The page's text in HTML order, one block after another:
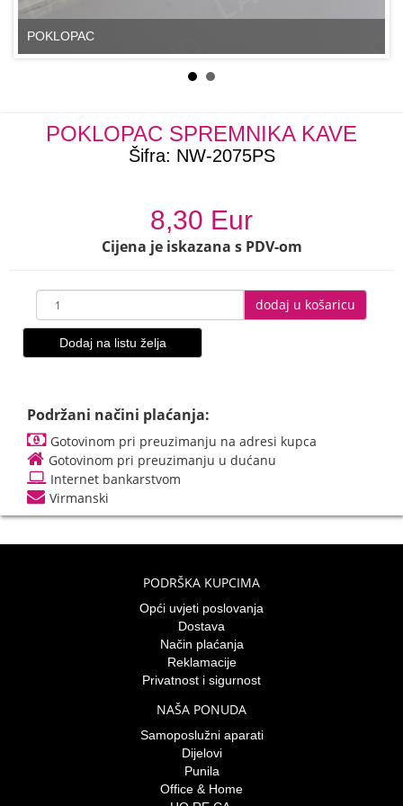
POKLOPAC
POKLOPAC SPREMNIKA KAVE
Šifra: NW-2075PS
8,30 Eur
Cijena je iskazana s PDV-om
dodaj u košaricu
Dodaj na listu želja
Podržani načini plaćanja:
Gotovinom pri preuzimanju na adresi kupca
Gotovinom pri preuzimanju u dućanu
Internet bankarstvom
Virmanski
PODRŠKA KUPCIMA
Opći uvjeti poslovanja
Dostava
Način plaćanja
Reklamacije
Privatnost i sigurnost
NAŠA PONUDA
Samoposlužni aparati
Dijelovi
Punila
Office & Home